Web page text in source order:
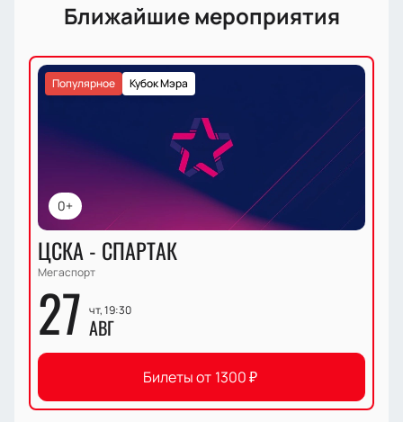
Ближайшие мероприятия
0+
Кубок Мэра
Популярное
ЦСКА - СПАРТАК
Мегаспорт
27 чт, 19:30
АВГ
Билеты от 1300₽